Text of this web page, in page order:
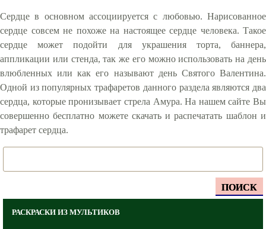
ПОИСК
РАСКРАСКИ ИЗ МУЛЬТИКОВ
Сердце в основном ассоциируется с любовью. Нарисованное
сердце совсем не похоже на настоящее сердце человека. Такое
сердце может подойти для украшения торта, баннера,
аппликации или стенда, так же его можно использовать на день
влюбленных или как его называют день Святого Валентина.
Одной из популярных трафаретов данного раздела являются два
сердца, которые пронизывает стрела Амура. На нашем сайте Вы
совершенно бесплатно можете скачать и распечатать шаблон и
трафарет сердца.